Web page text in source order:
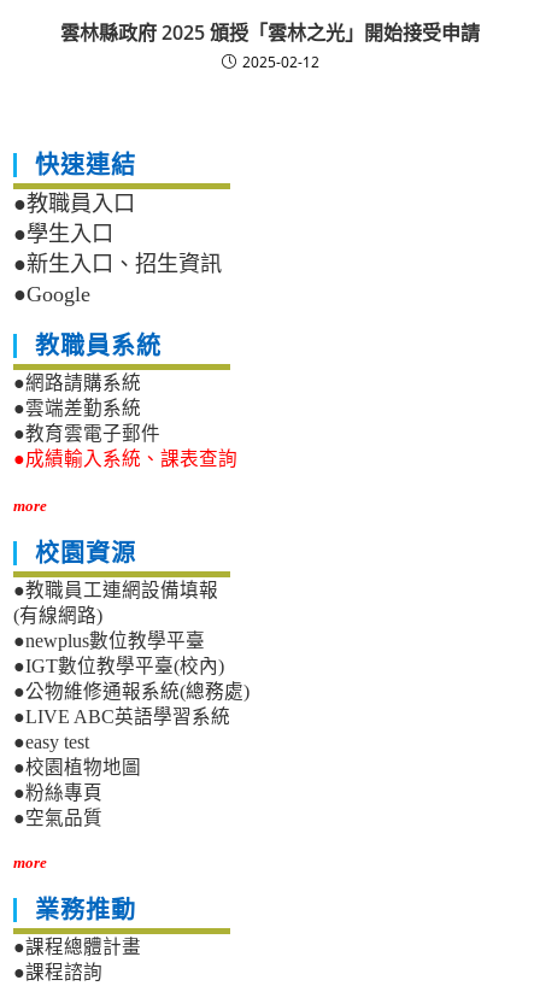
雲林縣政府 2025 頒授「雲林之光」開始接受申請
2025-02-12
快速連結
●教職員入口
●學生入口
●新生入口、招生資訊
●Google
教職員系統
●網路請購系統
●雲端差勤系統
●教育雲電子郵件
●成績輸入系統、課表查詢
more
校園資源
●教職員工連網設備填報
(有線網路)
●newplus數位教學平臺
●IGT數位教學平臺(校內)
●公物維修通報系統(總務處)
●LIVE ABC英語學習系統
●easy test
●校園植物地圖
●粉絲專頁
●空氣品質
more
業務推動
●課程總體計畫
●課程諮詢